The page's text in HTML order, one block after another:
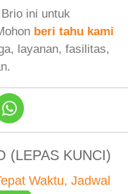
ini untuk
beri tahu kami
layanan, fasilitas,
(LEPAS KUNCI)
Waktu, Jadwal